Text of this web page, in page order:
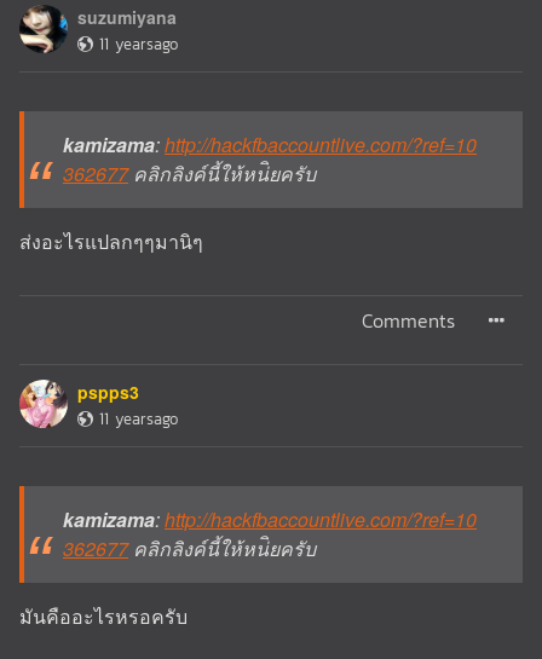
suzumiyana
11 yearsago
kamizama:http://hackfbaccountlive.com/?ref=10
362677คลิกลิงค์นี้ให้หน่ิยครับ
ส่งอะไรแปลกๆๆมานิๆ
Comments
pspps3
11 yearsago
kamizama:http://hackfbaccountlive.com/?ref=10
362677คลิกลิงค์นี้ให้หน่ิยครับ
มันคืออะไรหรอครับ